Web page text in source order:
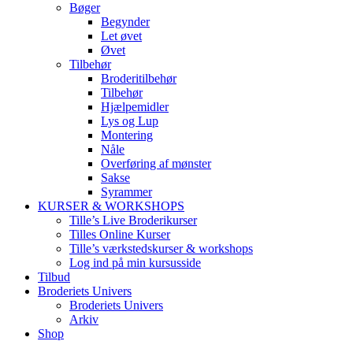
Bøger
Begynder
Let øvet
Øvet
Tilbehør
Broderitilbehør
Tilbehør
Hjælpemidler
Lys og Lup
Montering
Nåle
Overføring af mønster
Sakse
Syrammer
KURSER & WORKSHOPS
Tille’s Live Broderikurser
Tilles Online Kurser
Tille’s værkstedskurser & workshops
Log ind på min kursusside
Tilbud
Broderiets Univers
Broderiets Univers
Arkiv
Shop